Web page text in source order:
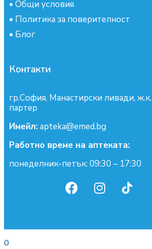
• Общи условия
• Политика за поверителност
• Блог
Контакти
гр.София, Манастирски ливади,
партер
Имейл:apteka@emed.bg
Работно време на аптеката:
понеделник-петък: 09:30 – 17:30
0